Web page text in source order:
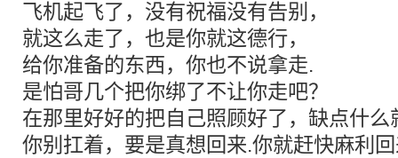
飞机起飞了，没有祝福没有告别，
就这么走了，也是你就这德行，
给你准备的东西，你也不说拿走.
是怕哥几个把你绑了不让你走吧？
在那里好好的把自己照顾好了，缺点什么
你别扛着，要是真想回来.你就赶快麻利